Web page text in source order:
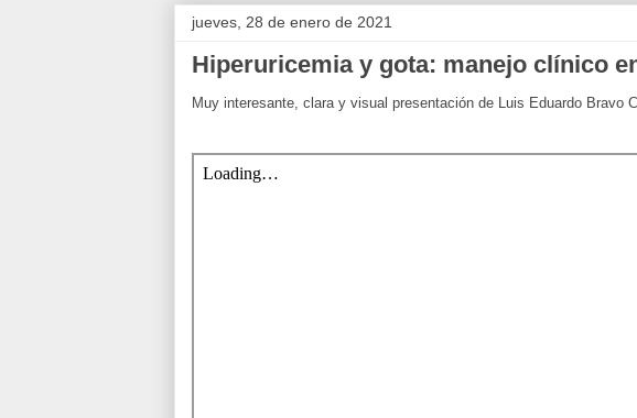
jueves, 28 de enero de 2021
Hiperuricemia y gota: manejo clínico
Muy interesante, clara y visual presentación de Luis Eduardo Bravo